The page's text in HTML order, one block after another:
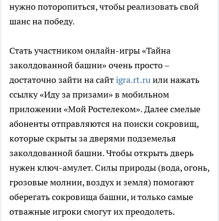
нужно поторопиться, чтобы реализовать свой
шанс на победу.
Стать участником онлайн-игры «Тайна
заколдованной башни» очень просто –
достаточно зайти на сайтigra.rt.ruили нажать
ссылку «Иду за призами» в мобильном
приложении «Мой Ростелеком». Далее смелые
абоненты отправляются на поиски сокровищ,
которые скрыты за дверями подземелья
заколдованной башни. Чтобы открыть дверь
нужен ключ-амулет. Силы природы (вода, огонь,
грозовые молнии, воздух и земля) помогают
оберегать сокровища башни, и только самые
отважные игроки смогут их преодолеть.